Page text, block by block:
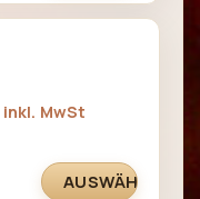
inkl. MwSt
AUSWÄHLEN